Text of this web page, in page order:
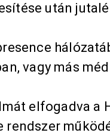
után
vagy más
elfogadva